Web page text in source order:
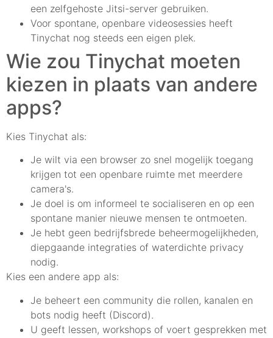
een zelfgehoste Jitsi-server gebruiken.
Voor spontane, openbare videosessies heeft
Tinychat nog steeds een eigen plek.
Wie zou Tinychat moeten
kiezen in plaats van andere
apps?
Kies Tinychat als:
Je wilt via een browser zo snel mogelijk toegang
krijgen tot een openbare ruimte met meerdere
camera's.
Je doel is om informeel te socialiseren en op een
spontane manier nieuwe mensen te ontmoeten.
Je hebt geen bedrijfsbrede beheermogelijkheden,
diepgaande integraties of waterdichte privacy
nodig.
Kies een andere app als:
Je beheert een community die rollen, kanalen en
bots nodig heeft (Discord).
U geeft lessen, workshops of voert gesprekken met